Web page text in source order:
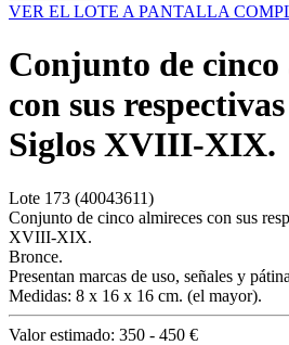
VER EL LOTE A PANTALLA
Conjunto de cinco
con sus
Siglos XVIII-XIX.
Lote 173 (40043611)
Conjunto de cinco almireces con sus
XVIII-XIX.
Bronce.
Presentan marcas de uso, señales y
Medidas: 8 x 16 x 16 cm. (el mayor).
Valor estimado: 350 - 450 €